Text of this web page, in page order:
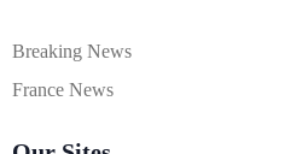
Breaking News
France News